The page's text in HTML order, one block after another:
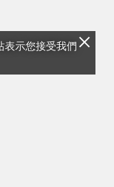
表示您接受我們